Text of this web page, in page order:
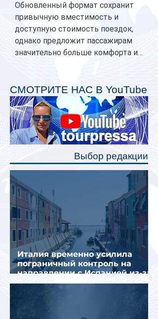
Обновленный формат сохранит
привычную вместимость и
доступную стоимость поездок,
однако предложит пассажирам
значительно больше комфорта и
планируется начать в 2027 году.
Одним из главных нововведений
станут индивидуальные шторки у
каждого спального места. Они
позволят пассажирам закрыть свою
полку во время сна или отдыха,
СМОТРИТЕ НАС В YouTube
Выбор редакции
Италия временно усилила
пограничный контроль на
направлении с Испанией из-за
миграционного кризиса